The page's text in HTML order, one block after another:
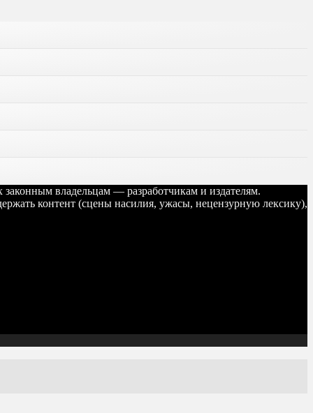
владельцам — разработчикам и издателям.
контент (сцены насилия, ужасы, нецензурную лексику),